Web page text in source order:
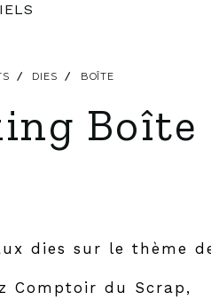
DIES BOÎTE
Boîte
dies sur le thème
Comptoir du Scrap,